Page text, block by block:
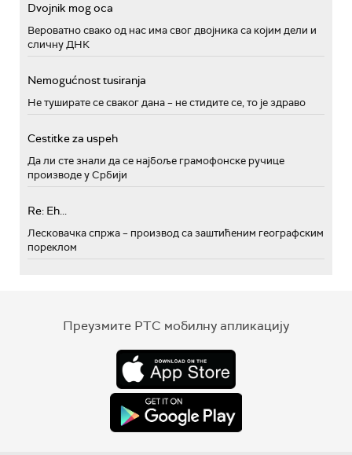
Dvojnik mog oca
Вероватно свако од нас има свог двојника са којим дели и
сличну ДНК
Nemogućnost tusiranja
Не туширате се сваког дана – не стидите се, то је здраво
Cestitke za uspeh
Да ли сте знали да се најбоље грамофонске ручице
производе у Србији
Re: Eh...
Лесковачка спржа – производ са заштићеним географским
пореклом
Преузмите РТС мобилну апликацију